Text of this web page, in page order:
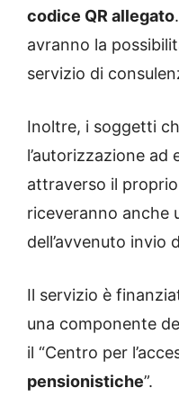
codice QR allegato
avranno la
servizio di
Inoltre, i soggetti
l’autorizzazione
attraverso il
riceveranno anche
dell’avvenuto invio
Il servizio è
una componente
il “Centro per
pensionistiche”.